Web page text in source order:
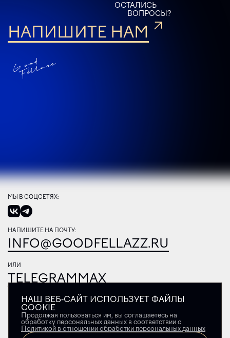
НАШ ВЕБ-САЙТ ИСПОЛЬЗУЕТ ФАЙЛЫ
COOKIE
Продолжая пользоваться им, вы соглашаетесь на
обработку персональных данных в соответствии с
Политикой в отношении обработки персональных данных
ОСТАЛИСЬ
ВОПРОСЫ?
НАПИШИТЕ НАМ
МЫ В СОЦСЕТЯХ:
НАПИШИТЕ НА ПОЧТУ:
INFO@GOODFELLAZZ.RU
ИЛИ
TELEGRAMMAX